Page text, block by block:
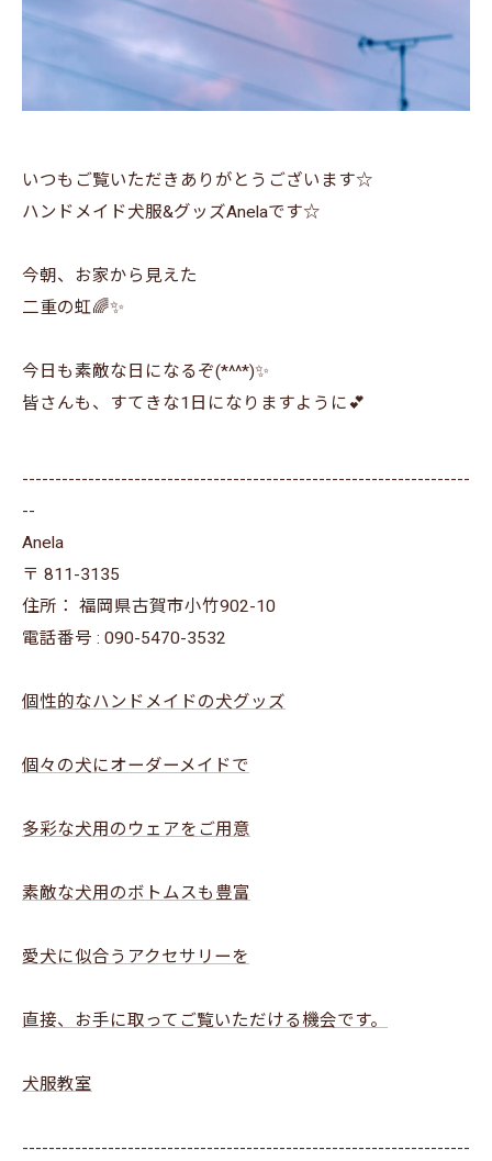
いつもご覧いただきありがとうございます☆
ハンドメイド犬服&グッズAnelaです☆
今朝、お家から見えた
二重の虹🌈✨
今日も素敵な日になるぞ(*^^*)✨
皆さんも、すてきな1日になりますように💕
--------------------------------------------------------------------
--
Anela
〒 811-3135
住所： 福岡県古賀市小竹902-10
電話番号 : 090-5470-3532
個性的なハンドメイドの犬グッズ
個々の犬にオーダーメイドで
多彩な犬用のウェアをご用意
素敵な犬用のボトムスも豊富
愛犬に似合うアクセサリーを
直接、お手に取ってご覧いただける機会です。
犬服教室
--------------------------------------------------------------------